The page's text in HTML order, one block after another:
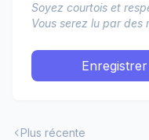
Soyez courtois et
Vous serez lu par des
Plus récente